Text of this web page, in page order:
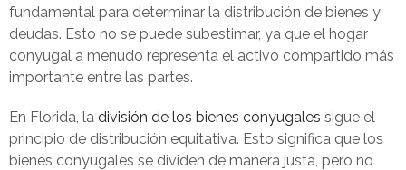
fundamental para determinar la distribución de bienes y
deudas. Esto no se puede subestimar, ya que el hogar
conyugal a menudo representa el activo compartido más
importante entre las partes.
En Florida, la división de los bienes conyugales sigue el
principio de distribución equitativa. Esto significa que los
bienes conyugales se dividen de manera justa, pero no